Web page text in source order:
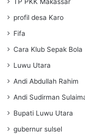
profil desa Karo
Fifa
Cara Klub Sepak Bola
Luwu Utara
Andi Abdullah Rahim
Andi Sudirman
Bupati Luwu Utara
gubernur sulsel